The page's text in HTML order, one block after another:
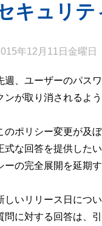
キュリテ
年12月11日金曜日
週、ユーザーのパス
ンが取り消されるよ
のポリシー変更が及
式な回答を提供した
ーの完全展開を延期
しいリリース日につい
問に対する回答は、